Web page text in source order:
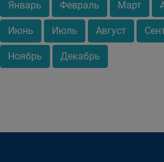
Январь Февраль Март
Июнь Июль Август
Ноябрь Декабрь